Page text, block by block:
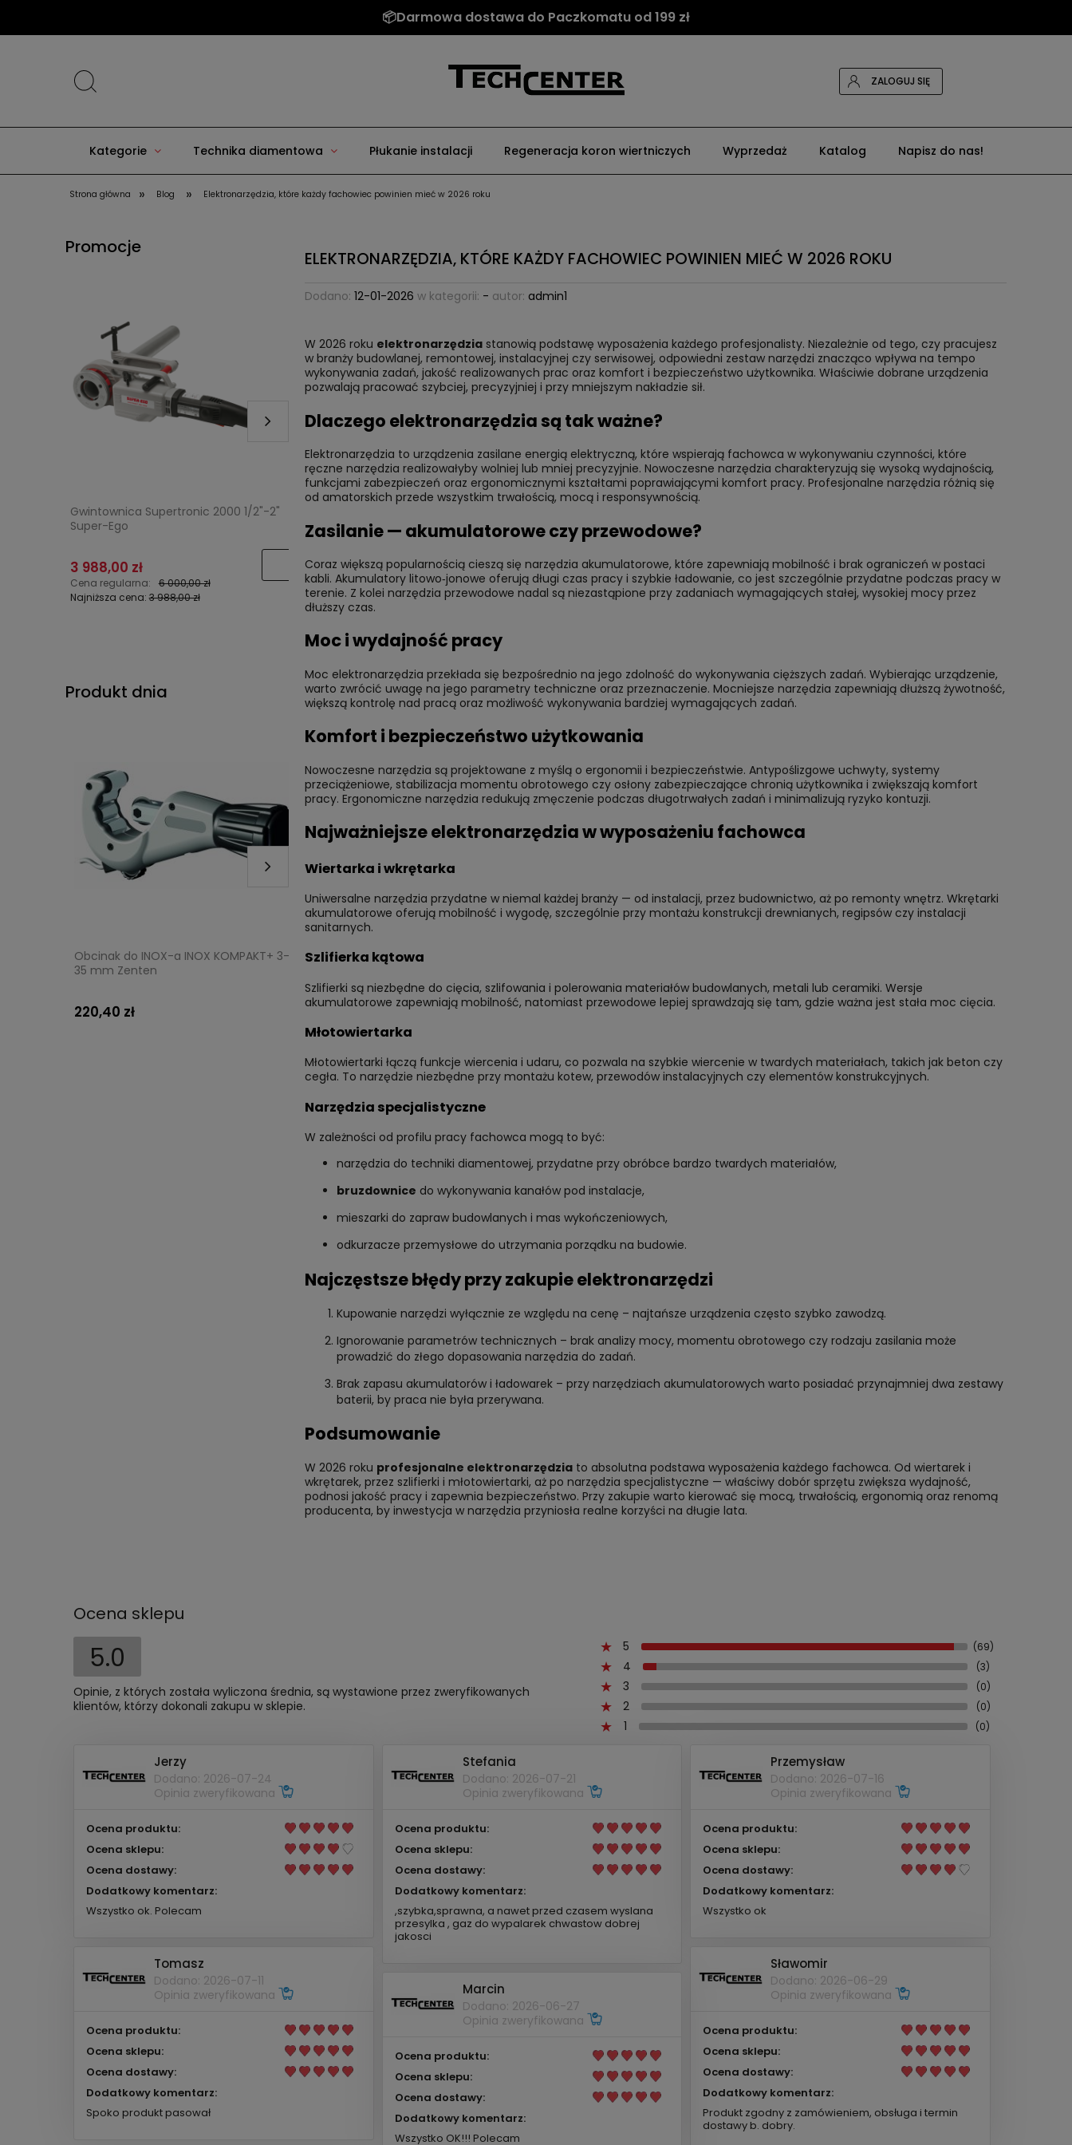
📦Darmowa dostawa do Paczkomatu od 199 zł
ZALOGUJ SIĘ
Kategorie Technika diamentowa Płukanie instalacji Regeneracja koron wiertniczych Wyprzedaż Katalog Napisz do nas!
Strona główna » Blog » Elektronarzędzia, które każdy fachowiec powinien mieć w 2026 roku
Promocje
Gwintownica Supertronic 2000 1/2"-2"
Super-Ego
3 988,00 zł
Cena regularna:
6 000,00 zł
Najniższa cena:3 988,00 zł
-1¼”) REMS
3 990,00 zł
Cena regularna: 4 499,00 zł
Najniższa cena: 3 990,00 zł
1 450,00 zł
Cena regularna: 1 499,00 zł
Najniższa cena:1 450,00 zł
939,00 zł
Cena regularna: 952,00 zł
Najniższa cena: 939,00 zł
Produkt dnia
Obcinak do INOX-a INOX KOMPAKT+ 3-
35 mm Zenten
220,40 zł
Zestaw zaciskarka RIDGID RP 219 +
6 299,00 zł 4 065,00 zł 766,00 zł
ELEKTRONARZĘDZIA, KTÓRE KAŻDY FACHOWIEC POWINIEN MIEĆ W 2026 ROKU
Dodano: 12-01-2026 w kategorii: - autor: admin1
W 2026 roku elektronarzędzia stanowią podstawę wyposażenia każdego profesjonalisty. Niezależnie od tego, czy pracujesz
w branży budowlanej, remontowej, instalacyjnej czy serwisowej, odpowiedni zestaw narzędzi znacząco wpływa na tempo
wykonywania zadań, jakość realizowanych prac oraz komfort i bezpieczeństwo użytkownika. Właściwie dobrane urządzenia
pozwalają pracować szybciej, precyzyjniej i przy mniejszym nakładzie sił.
Dlaczego elektronarzędzia są tak ważne?
Elektronarzędzia to urządzenia zasilane energią elektryczną, które wspierają fachowca w wykonywaniu czynności, które
ręczne narzędzia realizowałyby wolniej lub mniej precyzyjnie. Nowoczesne narzędzia charakteryzują się wysoką wydajnością,
funkcjami zabezpieczeń oraz ergonomicznymi kształtami poprawiającymi komfort pracy. Profesjonalne narzędzia różnią się
od amatorskich przede wszystkim trwałością, mocą i responsywnością.
Zasilanie — akumulatorowe czy przewodowe?
Coraz większą popularnością cieszą się narzędzia akumulatorowe, które zapewniają mobilność i brak ograniczeń w postaci
kabli. Akumulatory litowo‑jonowe oferują długi czas pracy i szybkie ładowanie, co jest szczególnie przydatne podczas pracy w
terenie. Z kolei narzędzia przewodowe nadal są niezastąpione przy zadaniach wymagających stałej, wysokiej mocy przez
dłuższy czas.
Moc i wydajność pracy
Moc elektronarzędzia przekłada się bezpośrednio na jego zdolność do wykonywania cięższych zadań. Wybierając urządzenie,
warto zwrócić uwagę na jego parametry techniczne oraz przeznaczenie. Mocniejsze narzędzia zapewniają dłuższą żywotność,
większą kontrolę nad pracą oraz możliwość wykonywania bardziej wymagających zadań.
Komfort i bezpieczeństwo użytkowania
Nowoczesne narzędzia są projektowane z myślą o ergonomii i bezpieczeństwie. Antypoślizgowe uchwyty, systemy
przeciążeniowe, stabilizacja momentu obrotowego czy osłony zabezpieczające chronią użytkownika i zwiększają komfort
pracy. Ergonomiczne narzędzia redukują zmęczenie podczas długotrwałych zadań i minimalizują ryzyko kontuzji.
Najważniejsze elektronarzędzia w wyposażeniu fachowca
Wiertarka i wkrętarka
Uniwersalne narzędzia przydatne w niemal każdej branży — od instalacji, przez budownictwo, aż po remonty wnętrz. Wkrętarki
akumulatorowe oferują mobilność i wygodę, szczególnie przy montażu konstrukcji drewnianych, regipsów czy instalacji
sanitarnych.
Szlifierka kątowa
Szlifierki są niezbędne do cięcia, szlifowania i polerowania materiałów budowlanych, metali lub ceramiki. Wersje
akumulatorowe zapewniają mobilność, natomiast przewodowe lepiej sprawdzają się tam, gdzie ważna jest stała moc cięcia.
Młotowiertarka
Młotowiertarki łączą funkcje wiercenia i udaru, co pozwala na szybkie wiercenie w twardych materiałach, takich jak beton czy
cegła. To narzędzie niezbędne przy montażu kotew, przewodów instalacyjnych czy elementów konstrukcyjnych.
Narzędzia specjalistyczne
W zależności od profilu pracy fachowca mogą to być:
narzędzia do techniki diamentowej, przydatne przy obróbce bardzo twardych materiałów,
bruzdownice do wykonywania kanałów pod instalacje,
mieszarki do zapraw budowlanych i mas wykończeniowych,
odkurzacze przemysłowe do utrzymania porządku na budowie.
Najczęstsze błędy przy zakupie elektronarzędzi
Kupowanie narzędzi wyłącznie ze względu na cenę – najtańsze urządzenia często szybko zawodzą.
Ignorowanie parametrów technicznych – brak analizy mocy, momentu obrotowego czy rodzaju zasilania może
prowadzić do złego dopasowania narzędzia do zadań.
Brak zapasu akumulatorów i ładowarek – przy narzędziach akumulatorowych warto posiadać przynajmniej dwa zestawy
baterii, by praca nie była przerywana.
Podsumowanie
W 2026 roku profesjonalne elektronarzędzia to absolutna podstawa wyposażenia każdego fachowca. Od wiertarek i
wkrętarek, przez szlifierki i młotowiertarki, aż po narzędzia specjalistyczne — właściwy dobór sprzętu zwiększa wydajność,
podnosi jakość pracy i zapewnia bezpieczeństwo. Przy zakupie warto kierować się mocą, trwałością, ergonomią oraz renomą
producenta, by inwestycja w narzędzia przyniosła realne korzyści na długie lata.
Ocena sklepu
5.0
Opinie, z których została wyliczona średnia, są wystawione przez zweryfikowanych
klientów, którzy dokonali zakupu w sklepie.
5 (69)
4 (3)
3 (0)
2 (0)
1 (0)
Jerzy
Dodano: 2026-07-24
Opinia zweryfikowana
Ocena produktu:
Ocena sklepu:
Ocena dostawy:
Dodatkowy komentarz:
Wszystko ok. Polecam
Stefania
Dodano: 2026-07-21
Opinia zweryfikowana
Ocena produktu:
Ocena sklepu:
Ocena dostawy:
Dodatkowy komentarz:
,szybka,sprawna, a nawet przed czasem wyslana
przesylka , gaz do wypalarek chwastow dobrej
jakosci
Przemysław
Dodano: 2026-07-16
Opinia zweryfikowana
Ocena produktu:
Ocena sklepu:
Ocena dostawy:
Dodatkowy komentarz:
Wszystko ok
Tomasz
Dodano: 2026-07-11
Opinia zweryfikowana
Ocena produktu:
Ocena sklepu:
Ocena dostawy:
Dodatkowy komentarz:
Spoko produkt pasował
Sławomir
Dodano: 2026-06-29
Opinia zweryfikowana
Ocena produktu:
Ocena sklepu:
Ocena dostawy:
Dodatkowy komentarz:
Produkt zgodny z zamówieniem, obsługa i termin
dostawy b. dobry.
Marcin
Dodano: 2026-06-27
Opinia zweryfikowana
Ocena produktu:
Ocena sklepu:
Ocena dostawy:
Dodatkowy komentarz:
Wszystko OK!!! Polecam